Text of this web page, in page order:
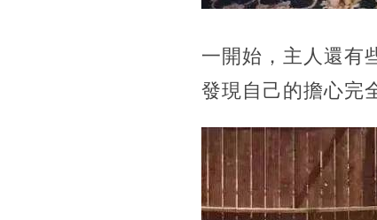
一開始，主人還有
發現自己的擔心完